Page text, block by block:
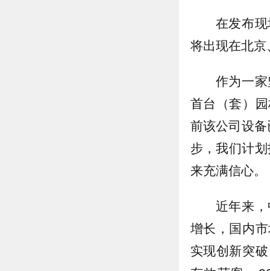
在发布
将出现在北
作为一
首台（套）
前该公司设
步，我们计
来充满信心。
近年来
增长，国内
实现创新突